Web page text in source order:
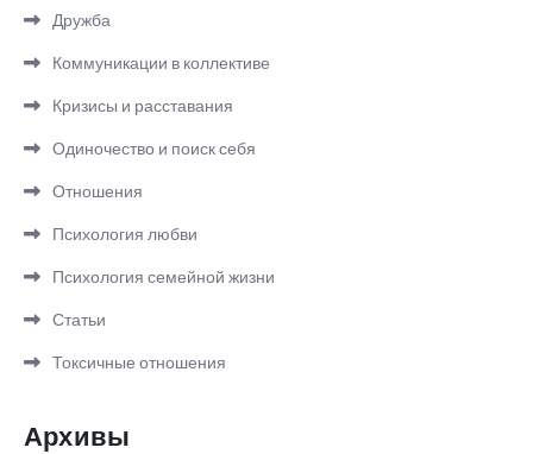
Дружба
Коммуникации в коллективе
Кризисы и расставания
Одиночество и поиск себя
Отношения
Психология любви
Психология семейной жизни
Статьи
Токсичные отношения
Архивы